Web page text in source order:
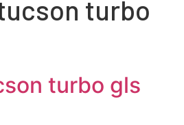
turbo
turbo gls